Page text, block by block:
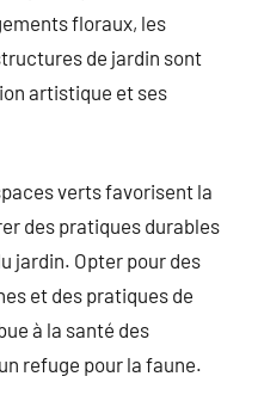
floraux, les
de jardin sont
artistique et ses
verts favorisent la
des pratiques durables
jardin. Opter pour des
et des pratiques de
à la santé des
refuge pour la faune.